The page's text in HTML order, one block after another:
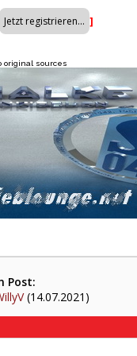
]
original sources
Post:
(14.07.2021)